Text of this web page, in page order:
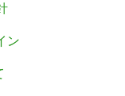
ン